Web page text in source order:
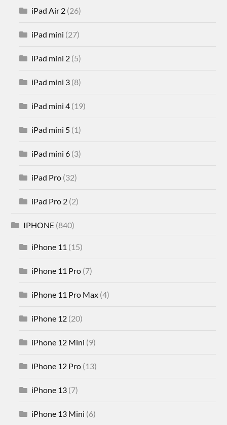
iPad Air 2 (26)
iPad mini (27)
iPad mini 2 (5)
iPad mini 3 (8)
iPad mini 4 (19)
iPad mini 5 (1)
iPad mini 6 (3)
iPad Pro (32)
iPad Pro 2 (2)
IPHONE (840)
iPhone 11 (15)
iPhone 11 Pro (7)
iPhone 11 Pro Max (4)
iPhone 12 (20)
iPhone 12 Mini (9)
iPhone 12 Pro (13)
iPhone 13 (7)
iPhone 13 Mini (6)